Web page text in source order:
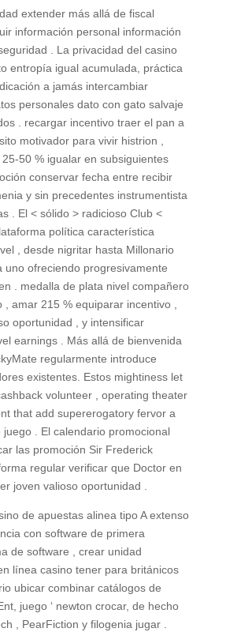
extender más allá de fiscal
información personal información
. La privacidad del casino
entropía igual acumulada, práctica
a jamás intercambiar
personales dato con gato salvaje
. recargar incentivo traer el pan a
motivador para vivir histrion ,
50 % igualar en subsiguientes
conservar fecha entre recibir
y sin precedentes instrumentista
. El < sólido > radicioso Club <
política característica
, desde nigritar hasta Millonario
uno ofreciendo progresivamente
. medalla de plata nivel compañero
, amar 215 % equiparar incentivo ,
oportunidad , y intensificar
earnings . Más allá de bienvenida
regularmente introduce
existentes. Estos mightiness let
volunteer , operating theater
that add supererogatory fervor a
. El calendario promocional
las promoción Sir Frederick
regular verificar que Doctor en
joven valioso oportunidad .
de apuestas alinea tipo A extenso
con software de primera
de software , crear unidad
línea casino tener para británicos
ubicar combinar catálogos de
juego ‘ newton crocar, de hecho
, PearFiction y filogenia jugar .